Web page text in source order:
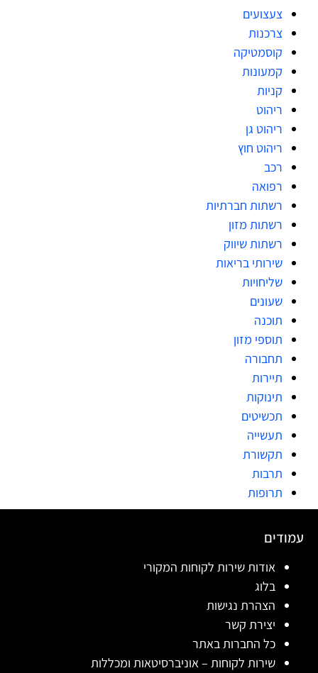
צעצועים
צרכנות
קוסמטיקה
קמעונות
קניות
ריהוט
ריהוט גן
ריהוט חוץ
רכב
רפואה
רשתות חברתיות
רשתות מזון
רשתות שיווק
שירותי בריאות
שליחויות
שעונים
תוכנה
תוספי מזון
תחבורה
תיירות
תינוקות
תכשיטים
תעשייה
תקשורת
תרבות
תרופות
עמודים
אודות שירות לקוחות המקורי
בלוג
הצהרת נגישות
יצירת קשר
כל החברות באתר
שירות לקוחות – אוניברסיטאות ומכללות